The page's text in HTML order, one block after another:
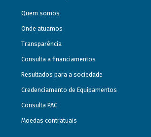
Quem somos
Onde atuamos
Transparência
Consulta a financiamentos
Resultados para a sociedade
Credenciamento de Equipamentos
Consulta PAC
Moedas contratuais